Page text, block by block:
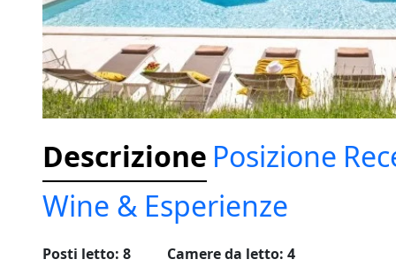
Descrizione Posizione
Wine & Esperienze
Posti letto: 8
Camere da letto: 4